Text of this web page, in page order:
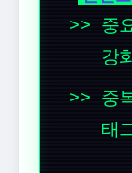
중
강
중
태